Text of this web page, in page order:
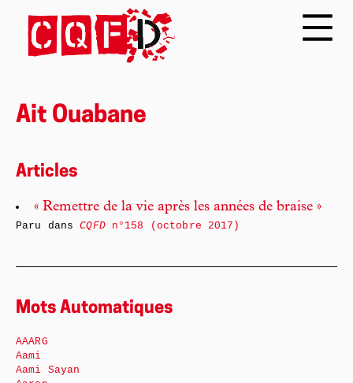
Ait Ouabane
Articles
« Remettre de la vie après les années de braise »
Paru dansCQFDn°158 (octobre 2017)
Mots Automatiques
AAARG
Aami
Aami Sayan